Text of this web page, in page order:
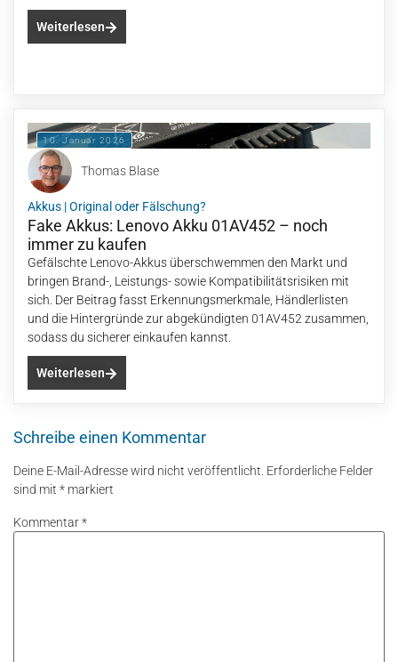
Weiterlesen
10. Januar 2026
Thomas Blase
Akkus |Original oder Fälschung?
Fake Akkus: Lenovo Akku 01AV452 – noch
immer zu kaufen
Gefälschte Lenovo-Akkus überschwemmen den Markt und
bringen Brand-, Leistungs- sowie Kompatibilitätsrisiken mit
sich. Der Beitrag fasst Erkennungsmerkmale, Händlerlisten
und die Hintergründe zur abgekündigten 01AV452 zusammen,
sodass du sicherer einkaufen kannst.
Weiterlesen
Schreibe einen Kommentar
Deine E-Mail-Adresse wird nicht veröffentlicht. Erforderliche Felder
sind mit * markiert
Kommentar*